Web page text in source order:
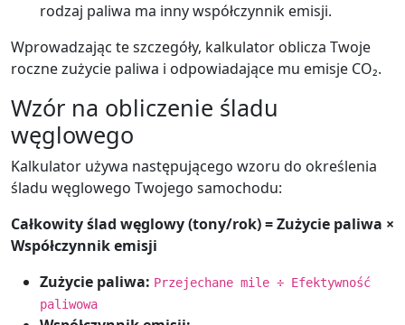
rodzaj paliwa ma inny współczynnik emisji.
Wprowadzając te szczegóły, kalkulator oblicza Twoje
roczne zużycie paliwa i odpowiadające mu emisje CO₂.
Wzór na obliczenie śladu
węglowego
Kalkulator używa następującego wzoru do określenia
śladu węglowego Twojego samochodu:
Całkowity ślad węglowy (tony/rok) = Zużycie paliwa ×
Współczynnik emisji
Zużycie paliwa: Przejechane mile ÷ Efektywność
paliwowa